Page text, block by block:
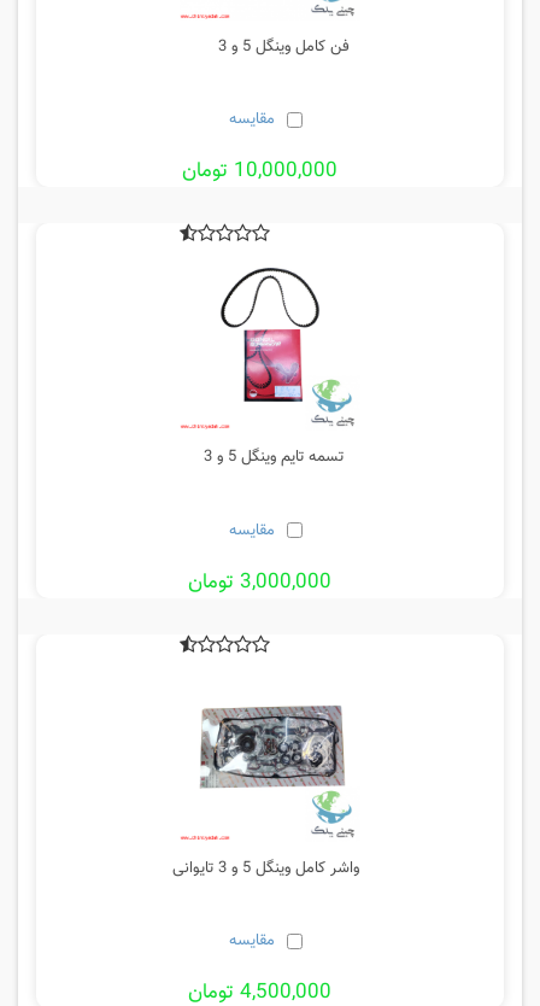
فن کامل وینگل 5 و 3
مقایسه
10,000,000 تومان
تسمه تایم وینگل 5 و 3
مقایسه
3,000,000 تومان
واشر کامل وینگل 5 و 3 تایوانی
مقایسه
4,500,000 تومان